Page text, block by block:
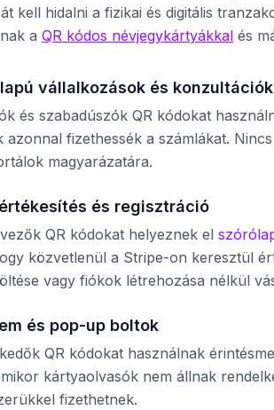
kell hidalni a fizikai és digitális
a QR kódos névjegykártyákkal és
vállalkozások és konzultációk
és szabadúszók QR kódokat
azonnal fizethessék a számlákat.
magyarázatára.
és regisztráció
QR kódokat helyeznek el
közvetlenül a Stripe-on keresztül
vagy fiókok létrehozása nélkül
és pop-up boltok
QR kódokat használnak
kártyaolvasók nem állnak
fizethetnek.